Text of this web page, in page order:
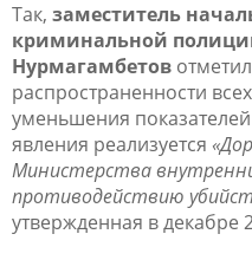
Так, заместитель
криминальной
Нурмагамбетов
распространенности
уменьшения показателей
явления реализуется
Министерства
противодействию
утвержденная в декабре